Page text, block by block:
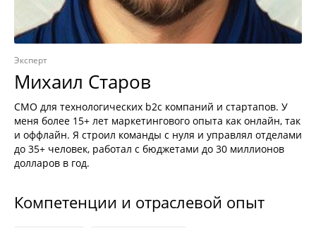
Эксперт
Михаил Старов
CMO для технологических b2c компаний и стартапов. У
меня более 15+ лет маркетингового опыта как онлайн, так
и оффлайн. Я строил команды с нуля и управлял отделами
до 35+ человек, работал с бюджетами до 30 миллионов
долларов в год.
Компетенции и отраслевой опыт